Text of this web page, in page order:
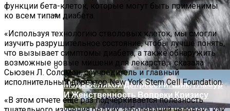
Дом С Минимальными Инженерными
Трассами Для Комфорта И Удобства
Мода Великой Депрессии: Шик, Гламур
И Женственность Вопреки Кризису
функции бета-клеток, которые могут быть применимы
ко всем типам диабета.
«Используя технологию стволовых клеток, мы смогли
изучить разрушительное состояние, чтобы лучше понять,
что вызывает симптомы диабета, а также обнаружить
возможные новые мишени для лекарств,» сказала
Сьюзен Л. Соломон, соучредитель и главный
исполнительный директор New York Stem Cell Foundation.
«В этом отчете еще раз подчеркивается полезность